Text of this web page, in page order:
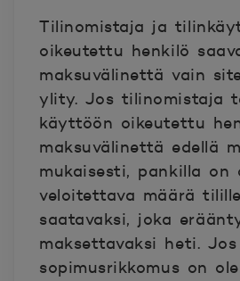
Tilinomistaja ja
oikeutettu henkilö
maksuvälinettä vain
ylity. Jos tilinomistaja
käyttöön oikeutettu
maksuvälinettä edellä
mukaisesti, pankilla on
veloitettava määrä
saatavaksi, joka
maksettavaksi heti. Jos
sopimusrikkomus on